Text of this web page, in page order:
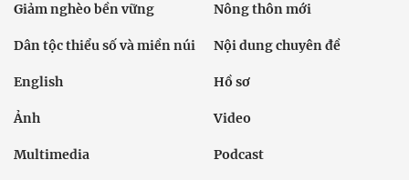
Giảm nghèo bền vững Nông thôn mới
Dân tộc thiểu số và miền núi Nội dung chuyên đề
English Hồ sơ
Ảnh Video
Multimedia Podcast